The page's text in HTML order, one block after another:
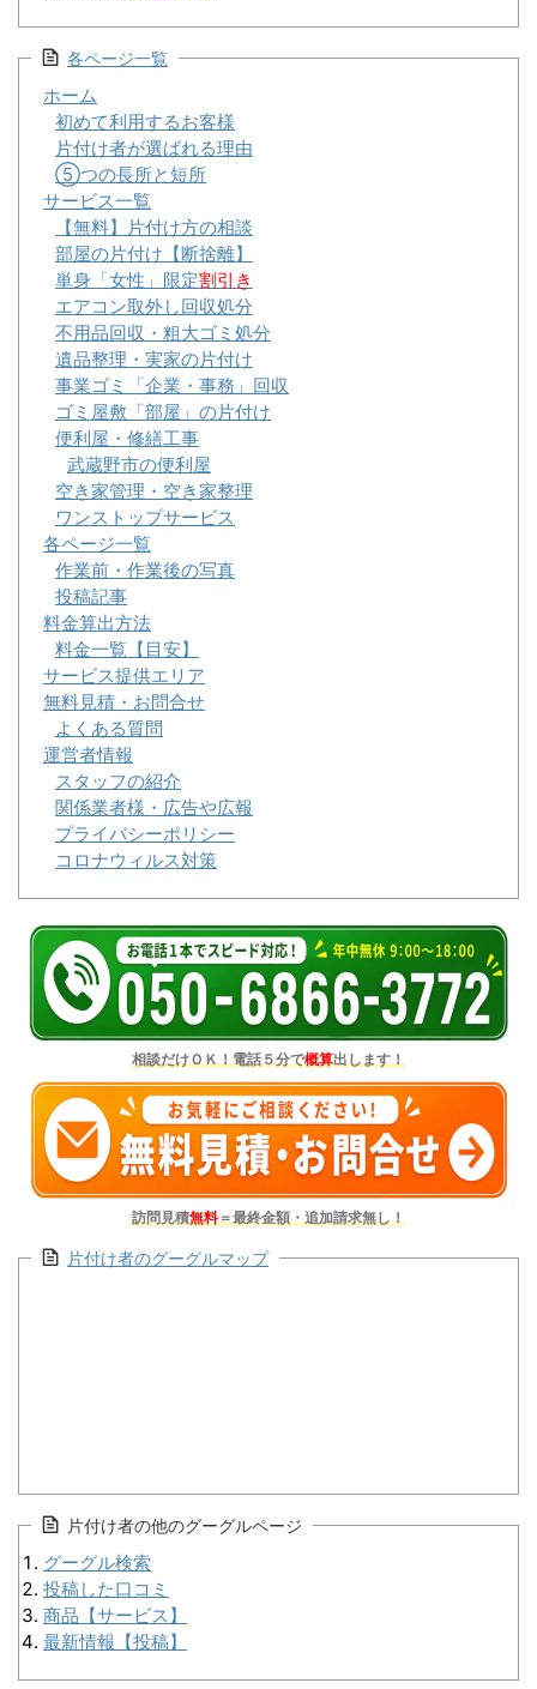
各ページ一覧
ホーム
初めて利用するお客様
片付け者が選ばれる理由
⑤つの長所と短所
サービス一覧
【無料】片付け方の相談
部屋の片付け【断捨離】
単身「女性」限定割引き
エアコン取外し回収処分
不用品回収・粗大ゴミ処分
遺品整理・実家の片付け
事業ゴミ「企業・事務」回収
ゴミ屋敷「部屋」の片付け
便利屋・修繕工事
武蔵野市の便利屋
空き家管理・空き家整理
ワンストップサービス
各ページ一覧
作業前・作業後の写真
投稿記事
料金算出方法
料金一覧【目安】
サービス提供エリア
無料見積・お問合せ
よくある質問
運営者情報
スタッフの紹介
関係業者様・広告や広報
プライバシーポリシー
コロナウィルス対策
相談だけＯＫ！電話５分で概算出します！
訪問見積無料 ＝最終金額・追加請求無し！
片付け者のグーグルマップ
片付け者の他のグーグルページ
グーグル検索
投稿した口コミ
商品【サービス】
最新情報【投稿】